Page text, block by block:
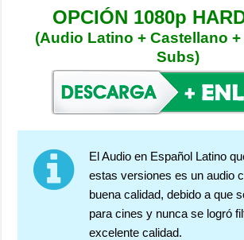
OPCIÓN 1080p
(Audio Latino + Castellano
Subs)
El Audio en Español Latino
estas versiones es un audio
buena calidad, debido a que
para cines y nunca se logró
excelente calidad.